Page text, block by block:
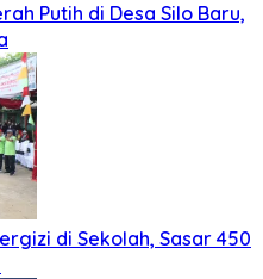
Putih di Desa Silo Baru,
di Sekolah, Sasar 450